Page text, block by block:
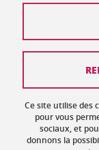
Contact
Mentions
Données
Gestion des
Ce site utilise des
pour vous
sociaux, et
donnons la